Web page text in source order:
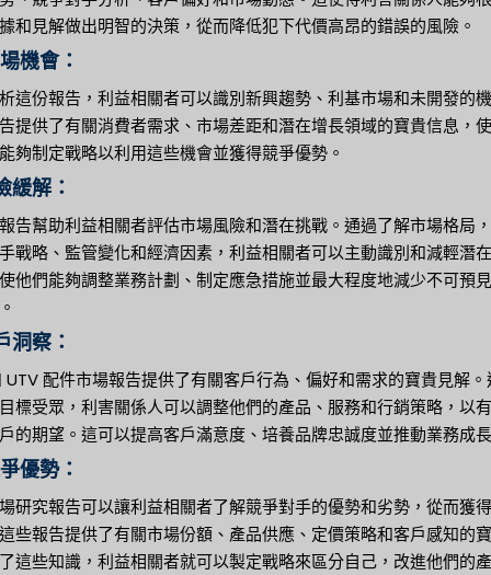
和見解做出明智的決策，從而降低犯下代價高昂的錯誤的風險。
機會：
這份報告，利益相關者可以識別新興趨勢、利基市場和未開發的
提供了有關消費者需求、市場差距和潛在增長領域的寶貴信息，
夠制定戰略以利用這些機會並獲得競爭優勢。
緩解：
告幫助利益相關者評估市場風險和潛在挑戰。通過了解市場格局
戰略、監管變化和經濟因素，利益相關者可以主動識別和減輕潛
他們能夠調整業務計劃、制定應急措施並最大程度地減少不可預
洞察：
UTV 配件市場報告提供了有關客戶行為、偏好和需求的寶貴見解
標受眾，利害關係人可以調整他們的產品、服務和行銷策略，以
的期望。這可以提高客戶滿意度、培養品牌忠誠度並推動業務成
優勢：
研究報告可以讓利益相關者了解競爭對手的優勢和劣勢，從而獲
些報告提供了有關市場份額、產品供應、定價策略和客戶感知的
這些知識，利益相關者就可以製定戰略來區分自己，改進他們的